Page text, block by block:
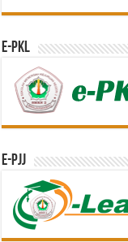
e-PKL
e-PJJ